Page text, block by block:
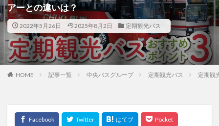
アーとの違いは？
2022年5月26日 2025年8月2日 定期観光バス
HOME 記事一覧 中央バスグループ 定期観光バス 定期観